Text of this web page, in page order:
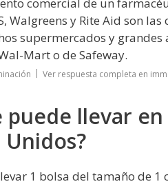
Walgreens y Rite Aid son
supermercados y
Mart o de Safeway.
Ver respuesta completa en
puede llevar
Unidos?
1 bolsa del tamaño de 1